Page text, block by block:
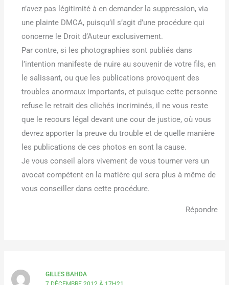
n’avez pas légitimité à en demander la suppression, via
une plainte DMCA, puisqu’il s’agit d’une procédure qui
concerne le Droit d’Auteur exclusivement.
Par contre, si les photographies sont publiés dans
l’intention manifeste de nuire au souvenir de votre fils, en
le salissant, ou que les publications provoquent des
troubles anormaux importants, et puisque cette personne
refuse le retrait des clichés incriminés, il ne vous reste
que le recours légal devant une cour de justice, où vous
devrez apporter la preuve du trouble et de quelle manière
les publications de ces photos en sont la cause.
Je vous conseil alors vivement de vous tourner vers un
avocat compétent en la matière qui sera plus à même de
vous conseiller dans cette procédure.
Répondre
GILLES BAHDA